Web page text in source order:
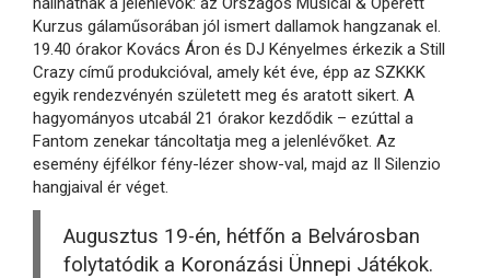
Kurzus gálaműsorában jól ismert dallamok hangzanak el.
19.40 órakor Kovács Áron és DJ Kényelmes érkezik a Still
Crazy című produkcióval, amely két éve, épp az SZKKK
egyik rendezvényén született meg és aratott sikert. A
hagyományos utcabál 21 órakor kezdődik – ezúttal a
Fantom zenekar táncoltatja meg a jelenlévőket. Az
esemény éjfélkor fény-lézer show-val, majd az Il Silenzio
hangjaival ér véget.
Augusztus 19-én, hétfőn a Belvárosban
folytatódik a Koronázási Ünnepi Játékok.